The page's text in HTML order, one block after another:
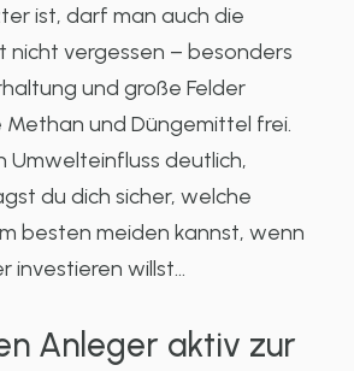
ist, darf man auch die
nicht vergessen – besonders
und große Felder
und Düngemittel frei.
Umwelteinfluss deutlich,
du dich sicher, welche
besten meiden kannst, wenn
investieren willst…
Anleger aktiv zur